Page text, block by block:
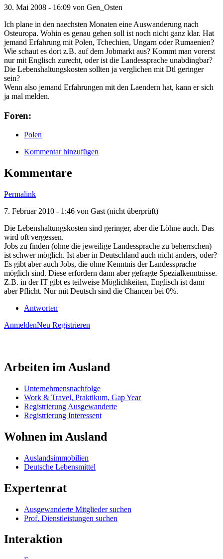
30. Mai 2008 - 16:09 von Gen_Osten
Ich plane in den naechsten Monaten eine Auswanderung nach
Osteuropa. Wohin es genau gehen soll ist noch nicht ganz klar. Hat
jemand Erfahrung mit Polen, Tchechien, Ungarn oder Rumaenien?
Wie schaut es dort z.B. auf dem Jobmarkt aus? Kommt man vorerst
nur mit Englisch zurecht, oder ist die Landessprache unabdingbar?
Die Lebenshaltungskosten sollten ja verglichen mit Dtl geringer
sein?
Wenn also jemand Erfahrungen mit den Laendern hat, kann er sich
ja mal melden.
Foren:
Polen
Kommentar hinzufügen
Kommentare
Permalink
7. Februar 2010 - 1:46 von Gast (nicht überprüft)
Die Lebenshaltungskosten sind geringer, aber die Löhne auch. Das
wird oft vergessen.
Jobs zu finden (ohne die jeweilige Landessprache zu beherrschen)
ist schwer möglich. Ist aber in Deutschland auch nicht anders, oder?
Es gibt aber auch Jobs, die ohne Kenntnis der Landessprache
möglich sind. Diese erfordern dann aber gefragte Spezialkenntnisse.
Z.B. in der IT gibt es teilweise Möglichkeiten, Englisch ist dann
aber Pflicht. Nur mit Deutsch sind die Chancen bei 0%.
Antworten
AnmeldenNeu Registrieren
Arbeiten im Ausland
Unternehmensnachfolge
Work & Travel, Praktikum, Gap Year
Registrierung Ausgewanderte
Registrierung Interessent
Wohnen im Ausland
Auslandsimmobilien
Deutsche Lebensmittel
Expertenrat
Ausgewanderte Mitglieder suchen
Prof. Dienstleistungen suchen
Interaktion